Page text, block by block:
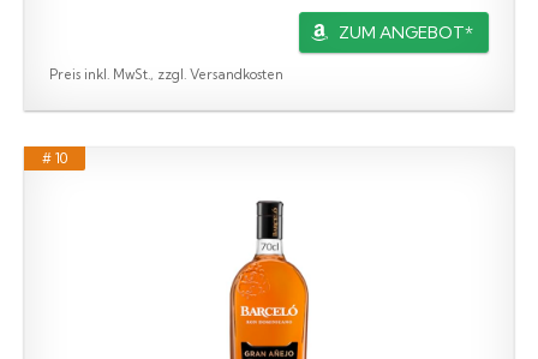
ZUM ANGEBOT*
Preis inkl. MwSt., zzgl. Versandkosten
# 10